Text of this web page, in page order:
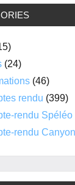
(24)
(46)
rendu (399)
rendu Spéléo
rendu Canyon